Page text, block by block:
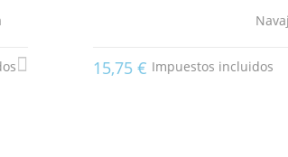
15,75 € Impuestos incluidos